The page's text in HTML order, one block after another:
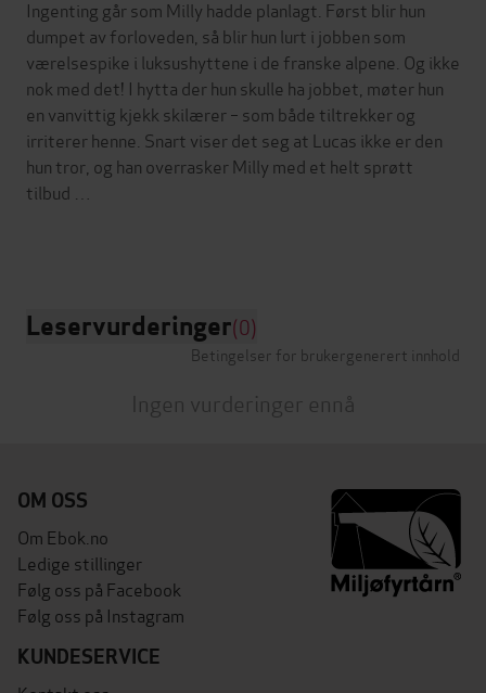
Ingenting går som Milly hadde planlagt. Først blir hun
dumpet av forloveden, så blir hun lurt i jobben som
værelsespike i luksushyttene i de franske alpene. Og ikke
nok med det! I hytta der hun skulle ha jobbet, møter hun
en vanvittig kjekk skilærer – som både tiltrekker og
irriterer henne. Snart viser det seg at Lucas ikke er den
hun tror, og han overrasker Milly med et helt sprøtt
tilbud …
Leservurderinger(0)
Betingelser for brukergenerert innhold
Ingen vurderinger ennå
OM OSS
Om Ebok.no
Ledige stillinger
Følg oss på Facebook
Følg oss på Instagram
KUNDESERVICE